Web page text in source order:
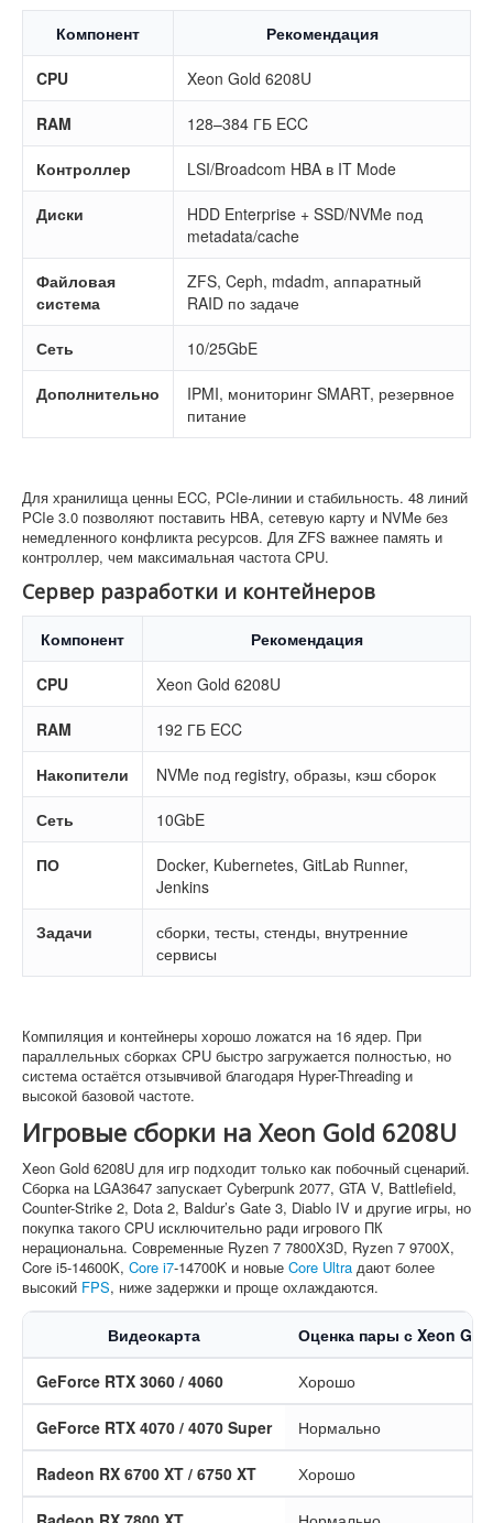
Компонент Рекомендация
CPU Xeon Gold 6208U
RAM 128–384 ГБ ECC
Контроллер LSI/Broadcom HBA в IT Mode
Диски
HDD Enterprise + SSD/NVMe под
metadata/cache
Файловая
система
ZFS, Ceph, mdadm, аппаратный
RAID по задаче
Сеть 10/25GbE
Дополнительно
IPMI, мониторинг SMART, резервное
питание
Для хранилища ценны ECC, PCIe-линии и стабильность. 48 линий
PCIe 3.0 позволяют поставить HBA, сетевую карту и NVMe без
немедленного конфликта ресурсов. Для ZFS важнее память и
контроллер, чем максимальная частота CPU.
Сервер разработки и контейнеров
Компонент Рекомендация
CPU Xeon Gold 6208U
RAM 192 ГБ ECC
Накопители NVMe под registry, образы, кэш сборок
Сеть 10GbE
ПО
Docker, Kubernetes, GitLab Runner,
Jenkins
Задачи
сборки, тесты, стенды, внутренние
сервисы
Компиляция и контейнеры хорошо ложатся на 16 ядер. При
параллельных сборках CPU быстро загружается полностью, но
система остаётся отзывчивой благодаря Hyper-Threading и
высокой базовой частоте.
Игровые сборки на Xeon Gold 6208U
Xeon Gold 6208U для игр подходит только как побочный сценарий.
Сборка на LGA3647 запускает Cyberpunk 2077, GTA V, Battlefield,
Counter-Strike 2, Dota 2, Baldur’s Gate 3, Diablo IV и другие игры, но
покупка такого CPU исключительно ради игрового ПК
нерациональна. Современные Ryzen 7 7800X3D, Ryzen 7 9700X,
Core i5-14600K, Core i7-14700K и новые Core Ultra дают более
высокий FPS, ниже задержки и проще охлаждаются.
Видеокарта Оценка пары с Xeon
GeForce RTX 3060 / 4060 Хорошо
GeForce RTX 4070 / 4070 Super Нормально
Radeon RX 6700 XT / 6750 XT Хорошо